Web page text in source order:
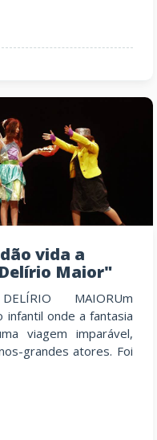
Maior"
MAIORUm
onde a fantasia
viagem imparável,
grandes atores. Foi